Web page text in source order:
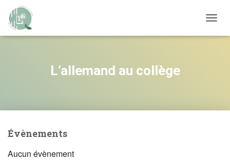
L’allemand au collège
Évènements
Aucun évènement